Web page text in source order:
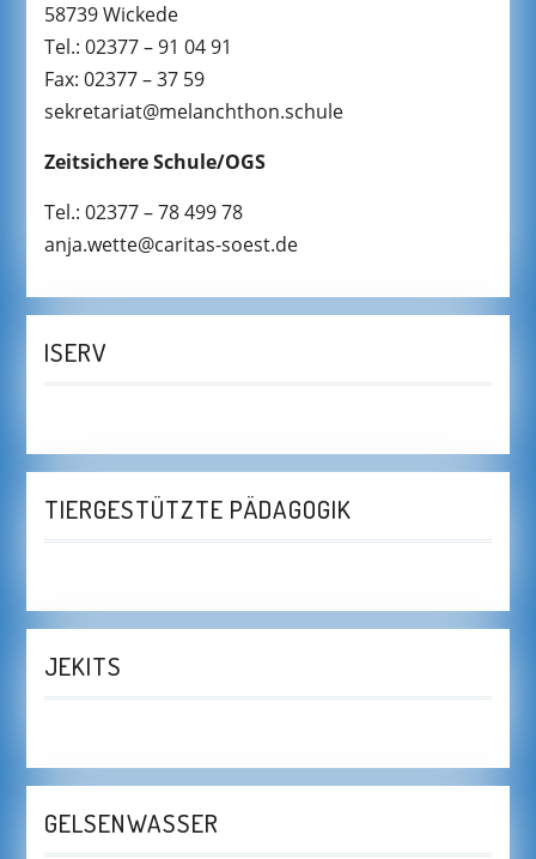
58739 Wickede
Tel.: 02377 – 91 04 91
Fax: 02377 – 37 59
sekretariat@melanchthon.schule
Zeitsichere Schule/OGS
Tel.: 02377 – 78 499 78
anja.wette@caritas-soest.de
ISERV
TIERGESTÜTZTE PÄDAGOGIK
JEKITS
GELSENWASSER